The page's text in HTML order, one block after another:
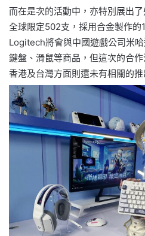
而在是次的活動中，亦特別展出
全球限定502支，採用合金製作
Logitech將會與中國遊戲公司米
鍵盤、滑鼠等商品，但這次的合
香港及台灣方面則還未有相關的推